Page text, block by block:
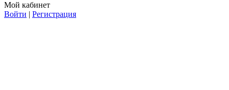
Мой кабинет
Войти | Регистрация